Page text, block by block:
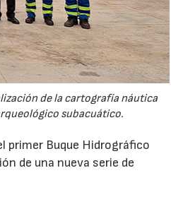
de la cartografía náutica
subacuático.
primer Buque Hidrográfico
de una nueva serie de